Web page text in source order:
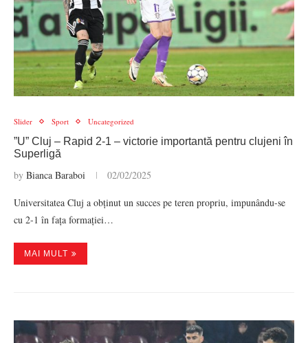
Slider Sport Uncategorized
”U” Cluj – Rapid 2-1 – victorie importantă pentru clujeni în
Superligă
by Bianca Baraboi 02/02/2025
Universitatea Cluj a obținut un succes pe teren propriu, impunându-se
cu 2-1 în fața formației…
MAI MULT